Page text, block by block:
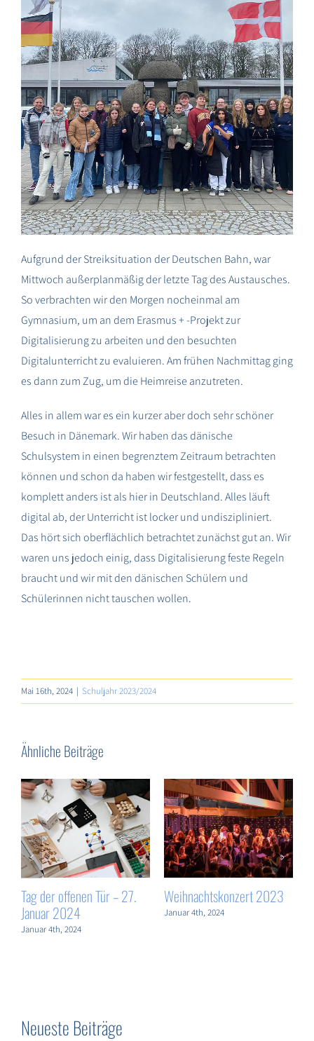
Aufgrund der Streiksituation der Deutschen Bahn, war
Mittwoch außerplanmäßig der letzte Tag des Austausches.
So verbrachten wir den Morgen nocheinmal am
Gymnasium, um an dem Erasmus + -Projekt zur
Digitalisierung zu arbeiten und den besuchten
Digitalunterricht zu evaluieren. Am frühen Nachmittag ging
es dann zum Zug, um die Heimreise anzutreten.
Alles in allem war es ein kurzer aber doch sehr schöner
Besuch in Dänemark. Wir haben das dänische
Schulsystem in einen begrenztem Zeitraum betrachten
können und schon da haben wir festgestellt, dass es
komplett anders ist als hier in Deutschland. Alles läuft
digital ab, der Unterricht ist locker und undiszipliniert.
Das hört sich oberflächlich betrachtet zunächst gut an. Wir
waren uns jedoch einig, dass Digitalisierung feste Regeln
braucht und wir mit den dänischen Schülern und
Schülerinnen nicht tauschen wollen.
Mai 16th, 2024 | Schuljahr 2023/2024
Ähnliche Beiträge
„Velkommen til Tyskland“-
Willkommen in Deutschland
November 6th, 2023
Politik-AG
Juli 19th, 2024
Neueste Beiträge